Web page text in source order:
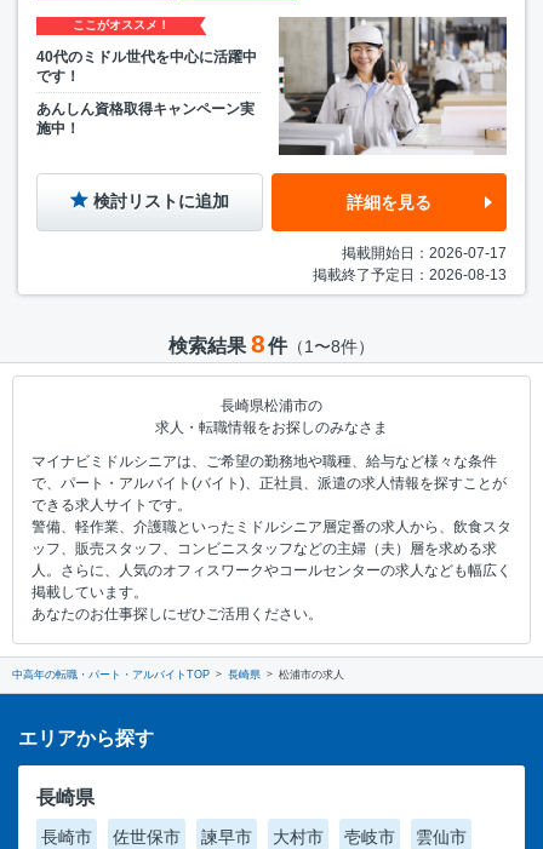
ここがオススメ！
40代のミドル世代を中心に活躍中
です！
あんしん資格取得キャンペーン実
施中！
検討リストに追加 詳細を見る
掲載開始日：2026-07-17
掲載終了予定日：2026-08-13
検索結果 8件（1〜8件）
長崎県松浦市の
求人・転職情報をお探しのみなさま
マイナビミドルシニアは、ご希望の勤務地や職種、給与など様々な条件
で、パート・アルバイト(バイト)、正社員、派遣の求人情報を探すことが
できる求人サイトです。
警備、軽作業、介護職といったミドルシニア層定番の求人から、飲食スタ
ッフ、販売スタッフ、コンビニスタッフなどの主婦（夫）層を求める求
人。さらに、人気のオフィスワークやコールセンターの求人なども幅広く
掲載しています。
あなたのお仕事探しにぜひご活用ください。
中高年の転職・パート・アルバイトTOP 長崎県 松浦市の求人
エリアから探す
長崎県
長崎市 佐世保市 諫早市 大村市 壱岐市 雲仙市